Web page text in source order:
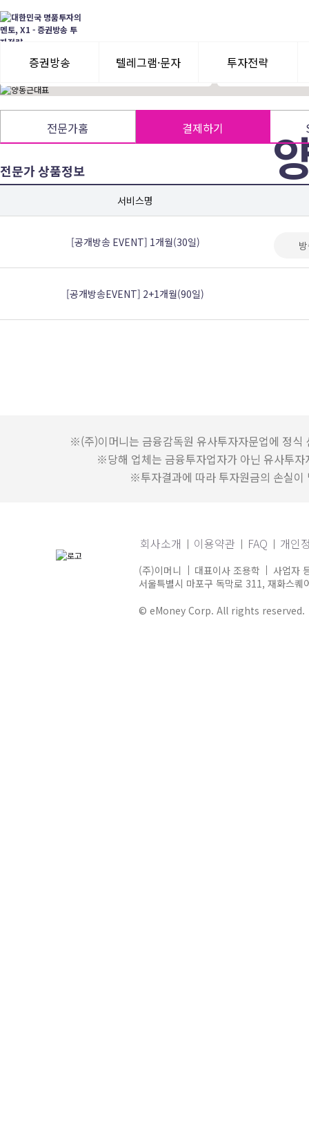
증권방송
수익률뽐내기
이용후기
텔레그램·문자
3일 무료체험
이용후기
투자전략
前) F사, D사, H사 수석전문가
전문가홈 결제하기
전문가 상품정보
서비스명
[공개방송 EVENT] 1개월(30일)
[공개방송EVENT] 2+1개월(90일)
※(주)이머니는 금융감독원 유사투자자문업에 정식
※당해 업체는 금융투자업자가 아닌 유사투
※투자결과에 따라 투자원금의 손실이
회사소개 이용약관 FAQ 개인
(주)이머니 대표이사 조용학
사업자
서울특별시 마포구 독막로 311, 재화스
© eMoney Corp. All rights reserved.